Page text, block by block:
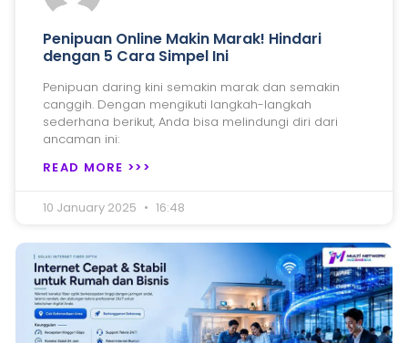
Penipuan Online Makin Marak! Hindari
dengan 5 Cara Simpel Ini
Penipuan daring kini semakin marak dan semakin
canggih. Dengan mengikuti langkah-langkah
sederhana berikut, Anda bisa melindungi diri dari
ancaman ini:
READ MORE >>>
10 January 2025 16:48